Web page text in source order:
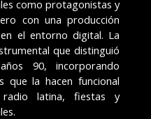
como protagonistas y
con una producción
el entorno digital. La
que distinguió
90, incorporando
que la hacen funcional
radio latina, fiestas y